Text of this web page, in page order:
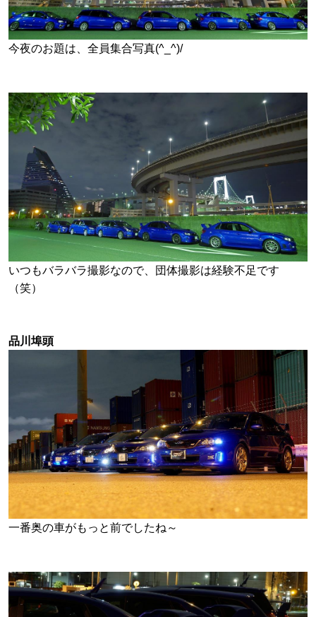
今夜のお題は、全員集合写真(^_^)/
いつもバラバラ撮影なので、団体撮影は経験不足です
（笑）
品川埠頭
一番奥の車がもっと前でしたね～